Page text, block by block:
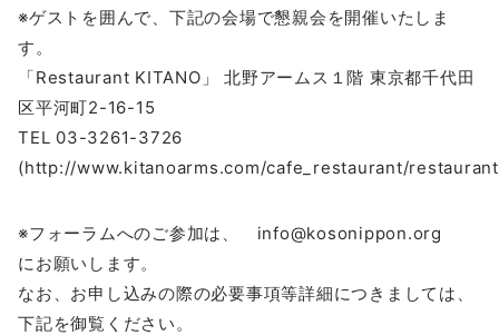
※ゲストを囲んで、下記の会場で懇親会を開催いたしま
す。
「Restaurant KITANO」 北野アームス１階 東京都千代田
区平河町2-16-15
TEL 03-3261-3726
(http://www.kitanoarms.com/cafe_restaurant/
※フォーラムへのご参加は、 info@kosonippon.org
にお願いします。
なお、お申し込みの際の必要事項等詳細につきましては、
下記を御覧ください。